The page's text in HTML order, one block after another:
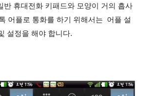
반 휴대전화 키패드와 모양이 거의 흡사
어플로 통화를 하기 위해서는 어플 설
설정을 해야 합니다.